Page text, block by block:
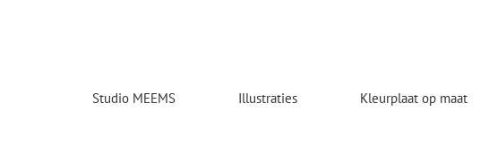
Studio MEEMS Illustraties Kleurplaat op maat